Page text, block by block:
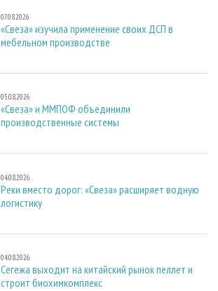
07.08.2026
«Свеза» изучила применение своих ДСП в
мебельном производстве
05.08.2026
«Свеза» и ММПОФ объединили
производственные системы
04.08.2026
Реки вместо дорог: «Свеза» расширяет водную
логистику
04.08.2026
Сегежа выходит на китайский рынок пеллет и
строит биохимкомплекс